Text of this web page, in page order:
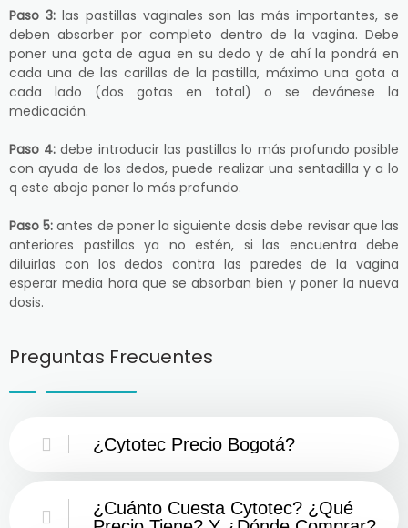
Paso 3:las pastillas vaginales son las más importantes, se
deben absorber por completo dentro de la vagina. Debe
poner una gota de agua en su dedo y de ahí la pondrá en
cada una de las carillas de la pastilla, máximo una gota a
cada lado (dos gotas en total) o se devánese la
medicación.
Paso 4: debe introducir las pastillas lo más profundo posible
con ayuda de los dedos, puede realizar una sentadilla y a lo
q este abajo poner lo más profundo.
Paso 5: antes de poner la siguiente dosis debe revisar que las
anteriores pastillas ya no estén, si las encuentra debe
diluirlas con los dedos contra las paredes de la vagina
esperar media hora que se absorban bien y poner la nueva
dosis.
Preguntas Frecuentes
¿Cytotec Precio Bogotá?
¿Cuánto Cuesta Cytotec? ¿Qué